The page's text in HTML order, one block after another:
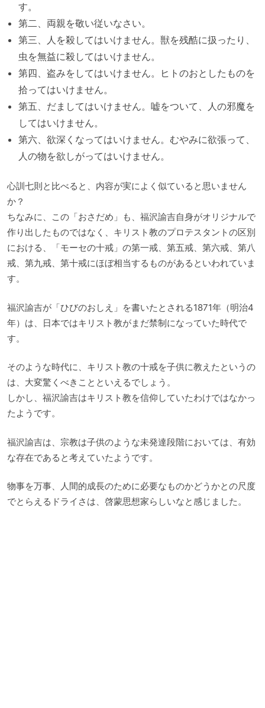
す。
第二、両親を敬い従いなさい。
第三、人を殺してはいけません。獣を残酷に扱ったり、
虫を無益に殺してはいけません。
第四、盗みをしてはいけません。ヒトのおとしたものを
拾ってはいけません。
第五、だましてはいけません。嘘をついて、人の邪魔を
してはいけません。
第六、欲深くなってはいけません。むやみに欲張って、
人の物を欲しがってはいけません。
心訓七則と比べると、内容が実によく似ていると思いません
か？
ちなみに、この「おさだめ」も、福沢諭吉自身がオリジナルで
作り出したものではなく、キリスト教のプロテスタントの区別
における、「モーセの十戒」の第一戒、第五戒、第六戒、第八
戒、第九戒、第十戒にほぼ相当するものがあるといわれていま
す。
福沢諭吉が「ひびのおしえ」を書いたとされる1871年（明治4
年）は、日本ではキリスト教がまだ禁制になっていた時代で
す。
そのような時代に、キリスト教の十戒を子供に教えたというの
は、大変驚くべきことといえるでしょう。
しかし、福沢諭吉はキリスト教を信仰していたわけではなかっ
たようです。
福沢諭吉は、宗教は子供のような未発達段階においては、有効
な存在であると考えていたようです。
物事を万事、人間的成長のために必要なものかどうかとの尺度
でとらえるドライさは、啓蒙思想家らしいなと感じました。